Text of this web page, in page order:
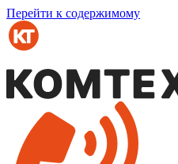
Перейти к содержимому